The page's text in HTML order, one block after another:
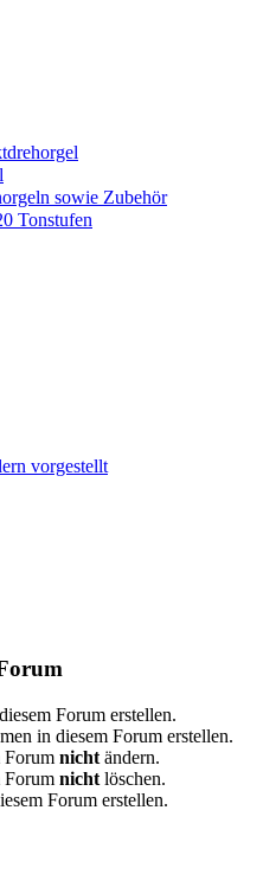
sowie Zubehör
Tonstufen
vorgestellt
Forum erstellen.
in diesem Forum erstellen.
Forum nicht ändern.
Forum nicht löschen.
Forum erstellen.